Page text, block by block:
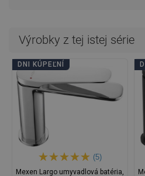
Výrobky z tej istej série
DNI KÚPEĽNÍ
(5)
Mexen Largo umyvadlová batéria,